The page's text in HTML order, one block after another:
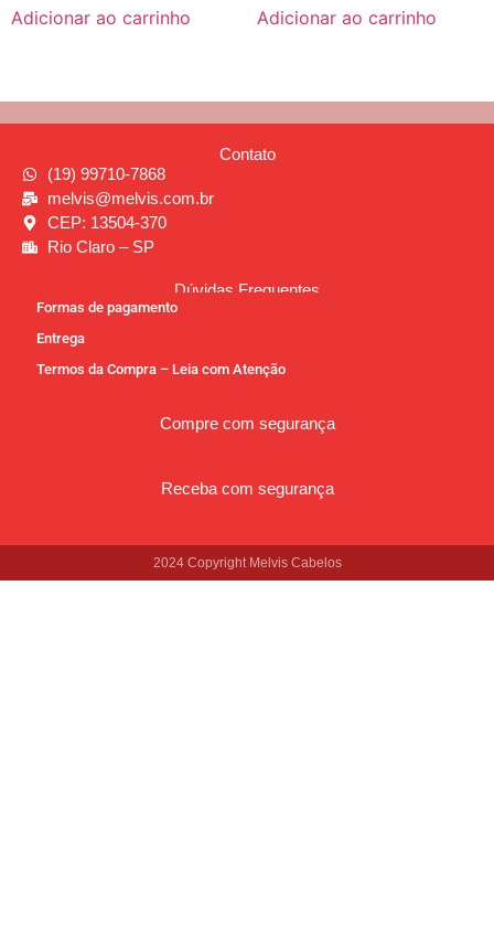
Adicionar ao carrinho Adicionar ao carrinho
Contato
(19) 99710-7868
melvis@melvis.com.br
CEP: 13504-370
Rio Claro – SP
Dúvidas Frequentes
Formas de pagamento
Entrega
Termos da Compra – Leia com Atenção
Compre com segurança
Receba com segurança
2024 Copyright Melvis Cabelos